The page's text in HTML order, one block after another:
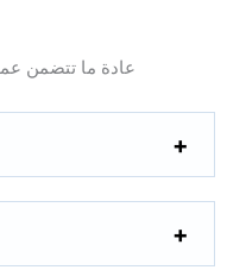
عادة ما تتضمن